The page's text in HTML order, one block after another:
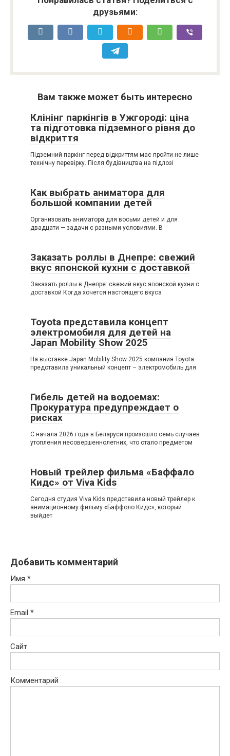
друзьями:
Вам также может быть интересно
Клінінг паркінгів в Ужгороді: ціна
та підготовка підземного рівня до
відкриття
Підземний паркінг перед відкриттям має пройти не лише
технічну перевірку. Після будівництва на підлозі
Как выбрать аниматора для
большой компании детей
Организовать аниматора для восьми детей и для
двадцати — задачи с разными условиями. В
Заказать роллы в Днепре: свежий
вкус японской кухни с доставкой
Заказать роллы в Днепре: свежий вкус японской кухни с
доставкой Когда хочется настоящего вкуса
Toyota представила концепт
электромобиля для детей на
Japan Mobility Show 2025
На выставке Japan Mobility Show 2025 компания Toyota
представила уникальный концепт – электромобиль для
Гибель детей на водоемах:
Прокуратура предупреждает о
рисках
С начала 2026 года в Беларуси произошло семь случаев
утопления несовершеннолетних, что стало предметом
Новый трейлер фильма «Баффало
Кидс» от Viva Kids
Сегодня студия Viva Kids представила новый трейлер к
анимационному фильму «Баффоло Кидс», который
выйдет
Добавить комментарий
Имя *
Email *
Сайт
Комментарий